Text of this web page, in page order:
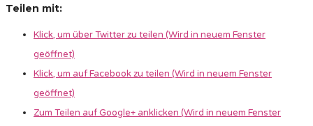
Teilen mit:
Klick, um über Twitter zu teilen (Wird in neuem Fenster
geöffnet)
Klick, um auf Facebook zu teilen (Wird in neuem Fenster
geöffnet)
Zum Teilen auf Google+ anklicken (Wird in neuem Fenster